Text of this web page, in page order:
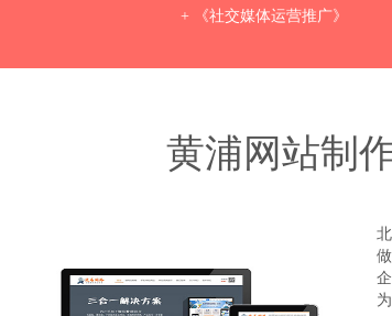
+ 《社交媒体运营推广》
黄浦网站制